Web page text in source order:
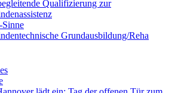
Qualifizierung zur
Grundausbildung/Reha